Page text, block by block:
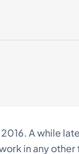
A while
in any